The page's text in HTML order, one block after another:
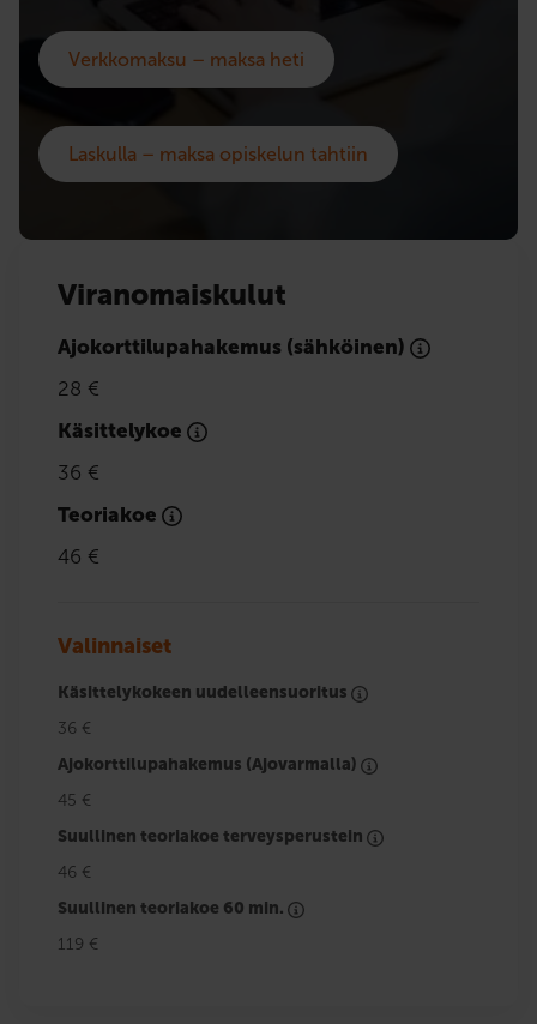
Verkkomaksu – maksa heti
Laskulla – maksa opiskelun tahtiin
Viranomaiskulut
Ajokorttilupahakemus (sähköinen)
28 €
Käsittelykoe
36 €
Teoriakoe
46 €
Valinnaiset
Käsittelykokeen uudelleensuoritus
36 €
Ajokorttilupahakemus (Ajovarmalla)
45 €
Suullinen teoriakoe terveysperustein
46 €
Suullinen teoriakoe 60 min.
119 €